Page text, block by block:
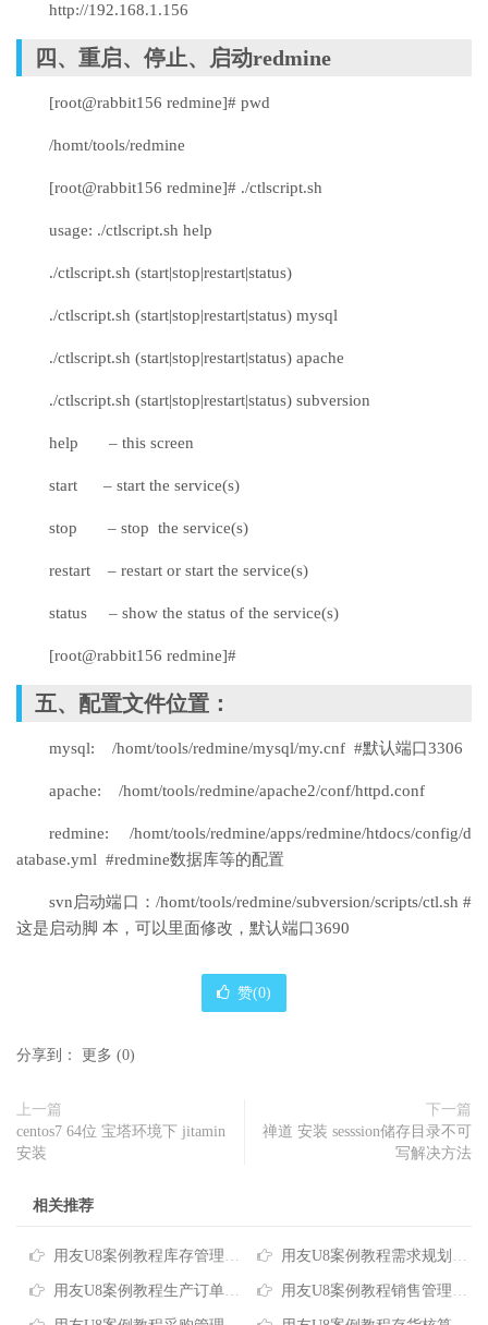
http://192.168.1.156
四、重启、停止、启动redmine
[root@rabbit156 redmine]# pwd
/homt/tools/redmine
[root@rabbit156 redmine]# ./ctlscript.sh
usage: ./ctlscript.sh help
./ctlscript.sh (start|stop|restart|status)
./ctlscript.sh (start|stop|restart|status) mysql
./ctlscript.sh (start|stop|restart|status) apache
./ctlscript.sh (start|stop|restart|status) subversion
help – this screen
start – start the service(s)
stop – stop the service(s)
restart – restart or start the service(s)
status – show the status of the service(s)
[root@rabbit156 redmine]#
五、配置文件位置：
mysql: /homt/tools/redmine/mysql/my.cnf #默认端口3306
apache: /homt/tools/redmine/apache2/conf/httpd.conf
redmine: /homt/tools/redmine/apps/redmine/htdocs/config/d
atabase.yml #redmine数据库等的配置
svn启动端口：/homt/tools/redmine/subversion/scripts/ctl.sh #
这是启动脚 本，可以里面修改，默认端口3690
赞(0)
分享到： 更多 (0)
上一篇
centos7 64位 宝塔环境下 jitamin
安装
下一篇
禅道 安装 sesssion储存目录不可
写解决方法
相关推荐
用友U8案例教程库存管理后台配置 用友U8案例教程需求规划后台配置
用友U8案例教程生产订单后台配置 用友U8案例教程销售管理后台配置